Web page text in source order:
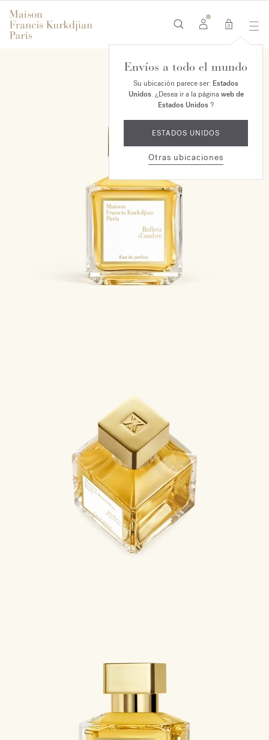
0
Envíos a todo el mundo
Su ubicación parece ser: Estados
Unidos. ¿Desea ir a la páginaweb de
Estados Unidos?
ESTADOS UNIDOS
Otras ubicaciones
ESCLUSIVO MAISON